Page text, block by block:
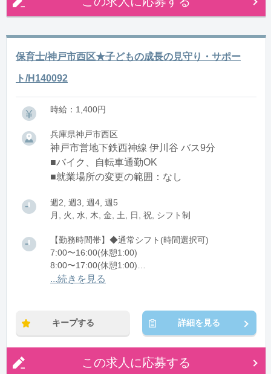
保育士/神戸市西区★子どもの成長の見守り・サポー
ト/H140092
時給：1,400円
兵庫県神戸市西区
神戸市営地下鉄西神線 伊川谷 バス9分
■バイク、自転車通勤OK
■就業場所の変更の範囲：なし
週2, 週3, 週4, 週5
月, 火, 水, 木, 金, 土, 日, 祝, シフト制
【勤務時間帯】◆通常シフト(時間選択可)
7:00〜16:00(休憩1:00)
8:00〜17:00(休憩1:00)
12:00〜21:00(休憩1:00)
...続きを見る
キープする 詳細を見る
この求人に応募する